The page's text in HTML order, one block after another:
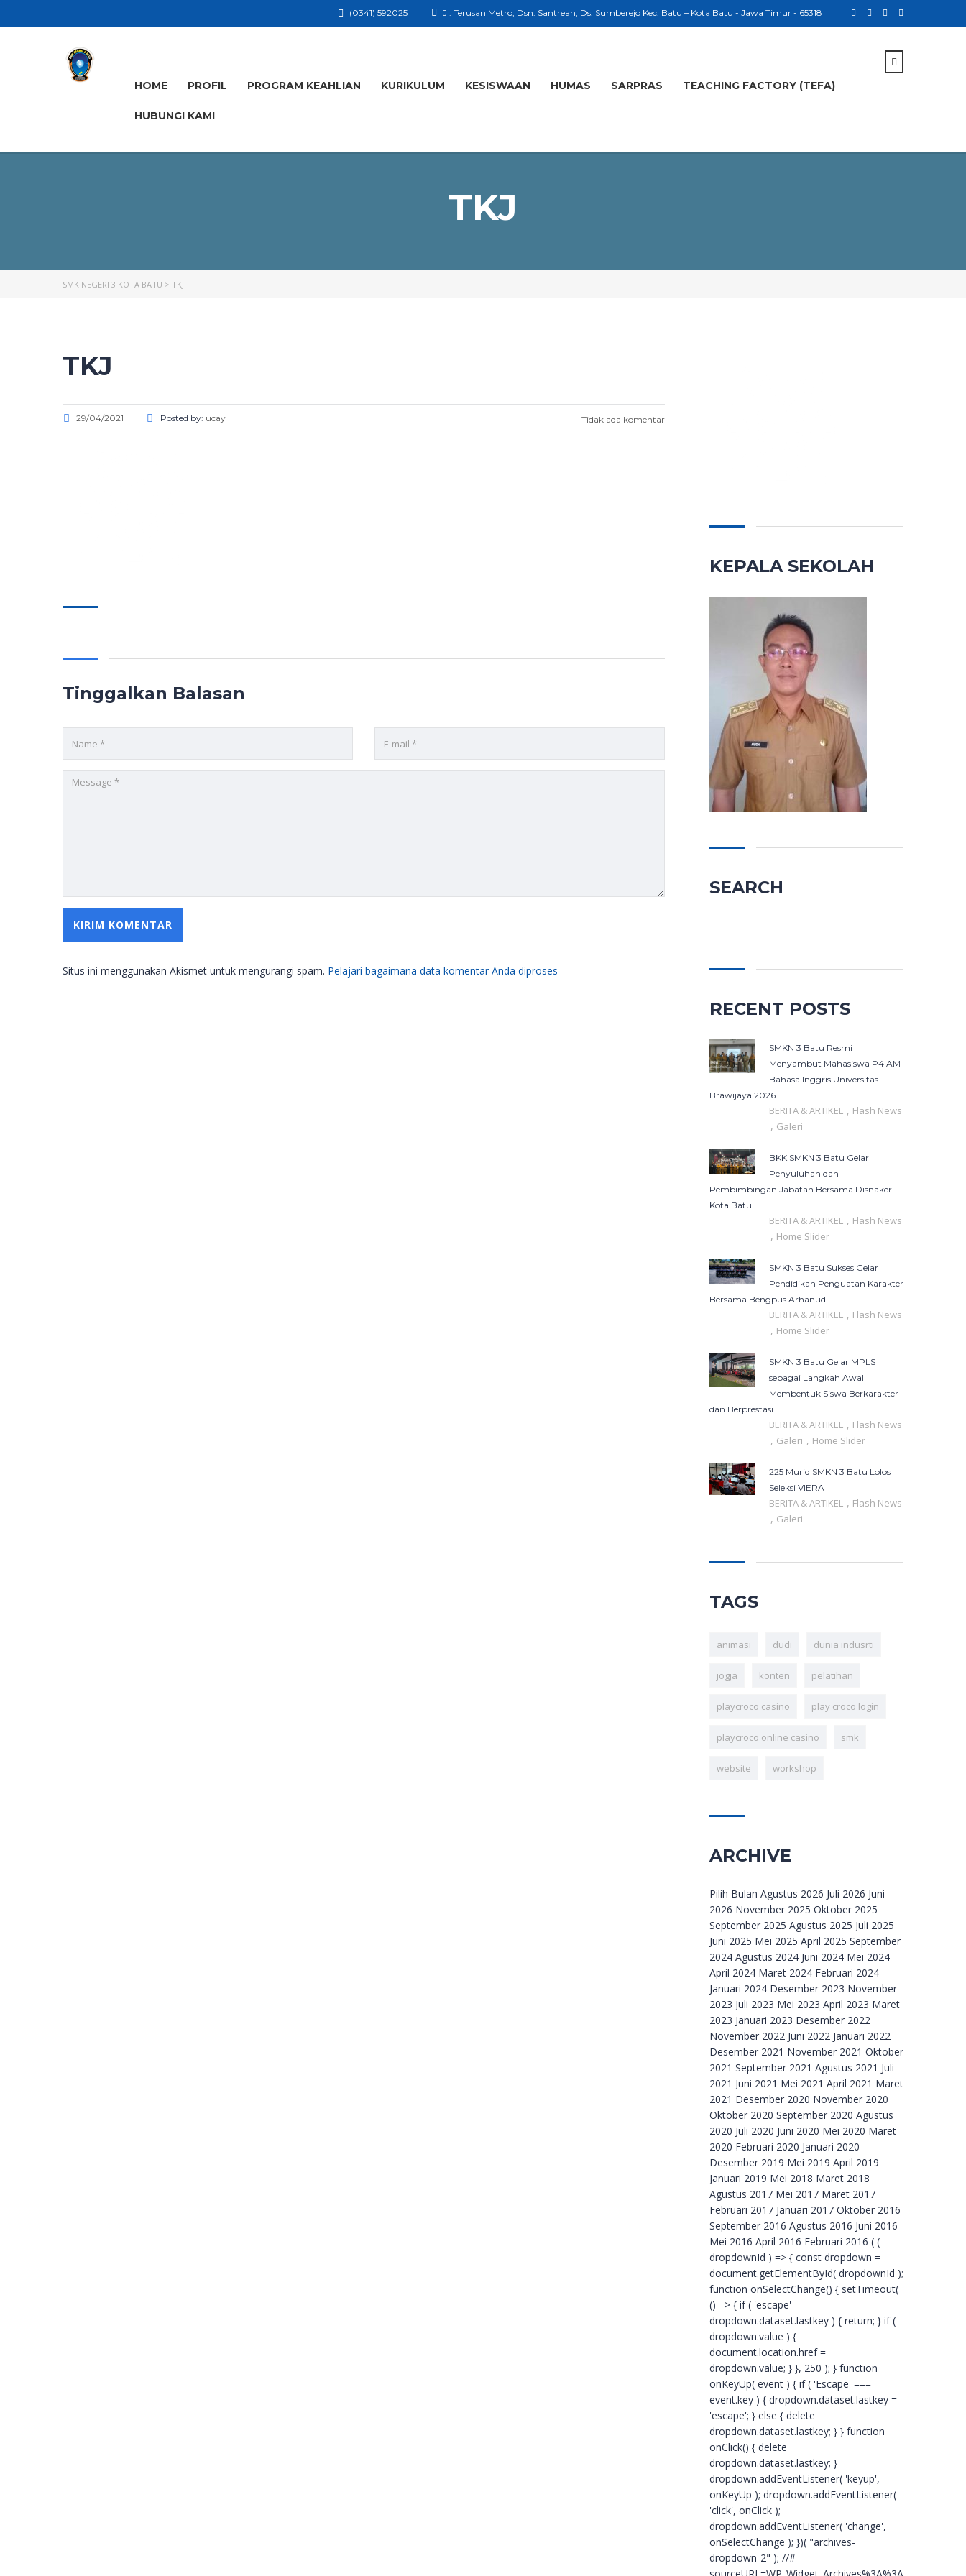
Jl. Terusan Metro, Dsn. Santrean, Ds. Sumberejo Kec. Batu – Kota Batu - Jawa Timur - 65318
(0341) 592025
HOME PROFIL PROGRAM KEAHLIAN KURIKULUM KESISWAAN HUMAS SARPRAS TEACHING FACTORY (TEFA)
HUBUNGI KAMI
TKJ
SMK NEGERI 3 KOTA BATU > TKJ
TKJ
29/04/2021 Posted by: ucay Tidak ada komentar
Tinggalkan Balasan
Situs ini menggunakan Akismet untuk mengurangi spam. Pelajari bagaimana data komentar Anda diproses
KEPALA SEKOLAH
SEARCH
RECENT POSTS
SMKN 3 Batu Resmi
Menyambut Mahasiswa P4 AM
Bahasa Inggris Universitas
Brawijaya 2026
BERITA & ARTIKEL , Flash News
, Galeri
BKK SMKN 3 Batu Gelar
Penyuluhan dan
Pembimbingan Jabatan Bersama Disnaker
Kota Batu
BERITA & ARTIKEL , Flash News
, Home Slider
SMKN 3 Batu Sukses Gelar
Pendidikan Penguatan Karakter
Bersama Bengpus Arhanud
BERITA & ARTIKEL , Flash News
, Home Slider
SMKN 3 Batu Gelar MPLS
sebagai Langkah Awal
Membentuk Siswa Berkarakter
dan Berprestasi
BERITA & ARTIKEL , Flash News
, Galeri , Home Slider
225 Murid SMKN 3 Batu Lolos
Seleksi VIERA
BERITA & ARTIKEL , Flash News
, Galeri
TAGS
animasi dudi dunia indusrti
jogja konten pelatihan
playcroco casino play croco login
playcroco online casino smk
website workshop
ARCHIVE
Archive
Pilih Bulan Agustus 2026 Juli 2026 Juni
2026 November 2025 Oktober 2025
September 2025 Agustus 2025 Juli 2025
Juni 2025 Mei 2025 April 2025 September
2024 Agustus 2024 Juni 2024 Mei 2024
April 2024 Maret 2024 Februari 2024
Januari 2024 Desember 2023 November
2023 Juli 2023 Mei 2023 April 2023 Maret
2023 Januari 2023 Desember 2022
November 2022 Juni 2022 Januari 2022
Desember 2021 November 2021 Oktober
2021 September 2021 Agustus 2021 Juli
2021 Juni 2021 Mei 2021 April 2021 Maret
2021 Desember 2020 November 2020
Oktober 2020 September 2020 Agustus
2020 Juli 2020 Juni 2020 Mei 2020 Maret
2020 Februari 2020 Januari 2020
Desember 2019 Mei 2019 April 2019
Januari 2019 Mei 2018 Maret 2018
Agustus 2017 Mei 2017 Maret 2017
Februari 2017 Januari 2017 Oktober 2016
September 2016 Agustus 2016 Juni 2016
Mei 2016 April 2016 Februari 2016 ( (
dropdownId ) => { const dropdown =
document.getElementById( dropdownId );
function onSelectChange() { setTimeout(
() => { if ( 'escape' ===
dropdown.dataset.lastkey ) { return; } if (
dropdown.value ) {
document.location.href =
dropdown.value; } }, 250 ); } function
onKeyUp( event ) { if ( 'Escape' ===
event.key ) { dropdown.dataset.lastkey =
'escape'; } else { delete
dropdown.dataset.lastkey; } } function
onClick() { delete
dropdown.dataset.lastkey; }
dropdown.addEventListener( 'keyup',
onKeyUp ); dropdown.addEventListener(
'click', onClick );
dropdown.addEventListener( 'change',
onSelectChange ); })( "archives-
dropdown-2" ); //#